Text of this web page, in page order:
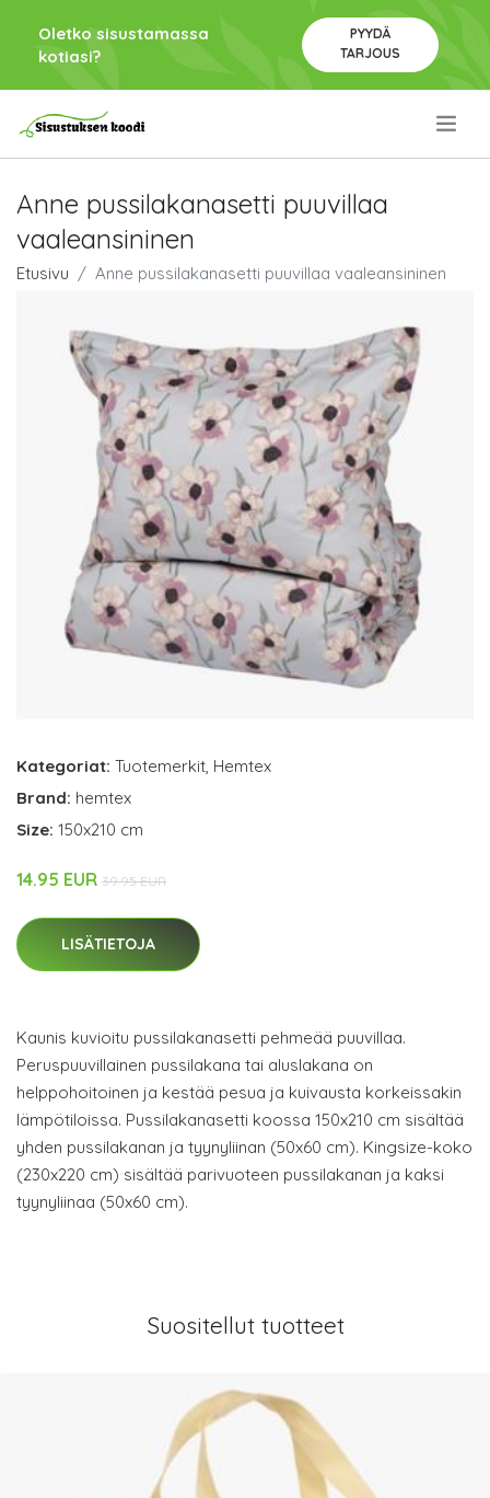
Oletko sisustamassa
kotiasi?
PYYDÄ
TARJOUS
Anne pussilakanasetti puuvillaa
vaaleansininen
Etusivu Anne pussilakanasetti puuvillaa vaaleansininen
Kategoriat: Tuotemerkit, Hemtex
Brand: hemtex
Size: 150x210 cm
14.95 EUR 39.95 EUR
LISÄTIETOJA
Kaunis kuvioitu pussilakanasetti pehmeää puuvillaa.
Peruspuuvillainen pussilakana tai aluslakana on
helppohoitoinen ja kestää pesua ja kuivausta korkeissakin
lämpötiloissa. Pussilakanasetti koossa 150x210 cm sisältää
yhden pussilakanan ja tyynyliinan (50x60 cm). Kingsize-koko
(230x220 cm) sisältää parivuoteen pussilakanan ja kaksi
tyynyliinaa (50x60 cm).
Suositellut tuotteet